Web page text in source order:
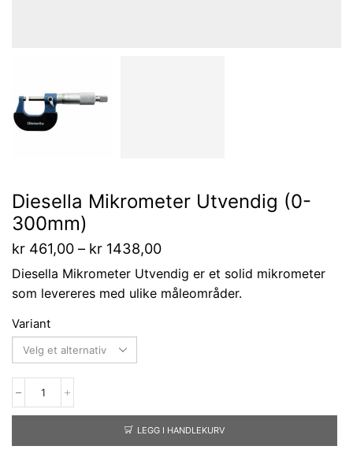
Diesella Mikrometer Utvendig (0-
300mm)
kr 461,00 – kr 1438,00
Diesella Mikrometer Utvendig er et solid mikrometer
som levereres med ulike måleområder.
Variant
LEGG I HANDLEKURV